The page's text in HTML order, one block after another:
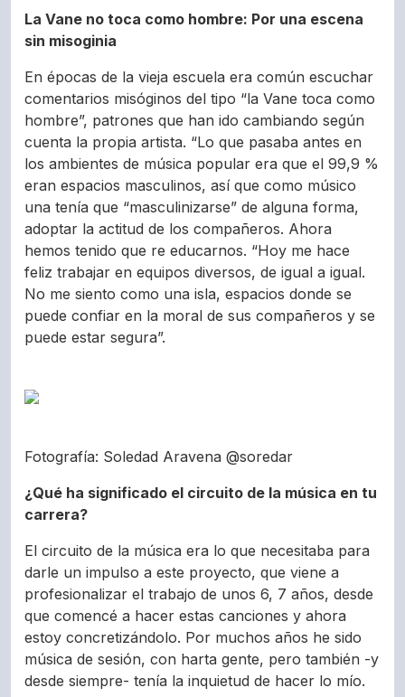
La Vane no toca como hombre: Por una escena
sin misoginia
En épocas de la vieja escuela era común escuchar
comentarios misóginos del tipo “la Vane toca como
hombre”, patrones que han ido cambiando según
cuenta la propia artista. “Lo que pasaba antes en
los ambientes de música popular era que el 99,9 %
eran espacios masculinos, así que como músico
una tenía que “masculinizarse” de alguna forma,
adoptar la actitud de los compañeros. Ahora
hemos tenido que re educarnos. “Hoy me hace
feliz trabajar en equipos diversos, de igual a igual.
No me siento como una isla, espacios donde se
puede confiar en la moral de sus compañeros y se
puede estar segura”.
Fotografía: Soledad Aravena @soredar
¿Qué ha significado el circuito de la música en tu
carrera?
El circuito de la música era lo que necesitaba para
darle un impulso a este proyecto, que viene a
profesionalizar el trabajo de unos 6, 7 años, desde
que comencé a hacer estas canciones y ahora
estoy concretizándolo. Por muchos años he sido
música de sesión, con harta gente, pero también -y
desde siempre- tenía la inquietud de hacer lo mío.